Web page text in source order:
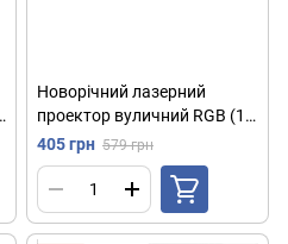
Новорічний лазерний
проектор вуличний RGB (12
малюнків), від мережі, RD-
8001 / Лазерна установка
405 грн 579 грн